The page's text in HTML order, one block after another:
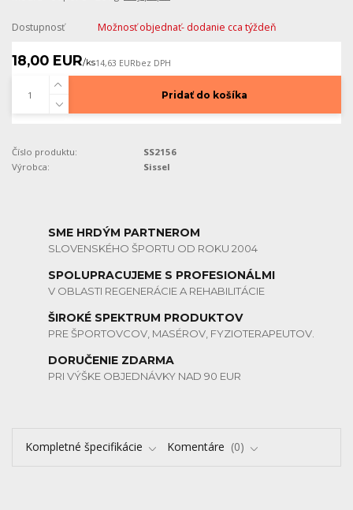
Dostupnosť Možnosť objednať- dodanie cca týždeň
18,00 EUR/ks14,63 EURbez DPH
Pridať do košíka
Číslo produktu:
SS2156
Výrobca:
Sissel
SME HRDÝM PARTNEROM
SLOVENSKÉHO ŠPORTU OD ROKU 2004
SPOLUPRACUJEME S PROFESIONÁLMI
V OBLASTI REGENERÁCIE A REHABILITÁCIE
ŠIROKÉ SPEKTRUM PRODUKTOV
PRE ŠPORTOVCOV, MASÉROV, FYZIOTERAPEUTOV.
DORUČENIE ZDARMA
PRI VÝŠKE OBJEDNÁVKY NAD 90 EUR
Kompletné špecifikácie Komentáre 0